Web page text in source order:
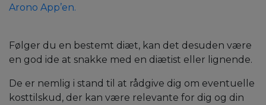
Arono App’en.
Følger du en bestemt diæt, kan det desuden være
en god ide at snakke med en diætist eller lignende.
De er nemlig i stand til at rådgive dig om eventuelle
kosttilskud, der kan være relevante for dig og din